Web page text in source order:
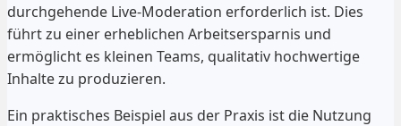
durchgehende Live-Moderation erforderlich ist. Dies
führt zu einer erheblichen Arbeitsersparnis und
ermöglicht es kleinen Teams, qualitativ hochwertige
Inhalte zu produzieren.
Ein praktisches Beispiel aus der Praxis ist die Nutzung